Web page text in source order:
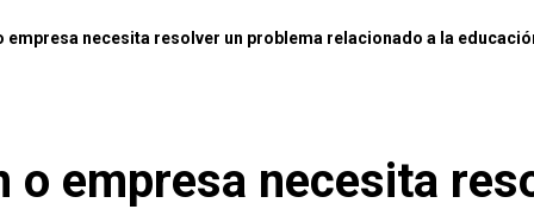
Cowork
empresa necesita resolver un problema relacionado a la
o empresa necesita